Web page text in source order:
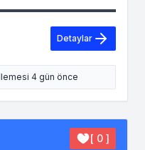
Detaylar
4 gün önce
[ 0 ]